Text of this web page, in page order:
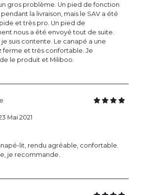
gros problème. Un pied de fonction
la livraison, mais le SAV a été
et très pro. Un pied de
nous a été envoyé tout de suite.
suis contente. Le canapé a une
ferme et très confortable. Je
le produit et Miliboo.
lit, rendu agréable, confortable.
je recommande.
Mai 2021